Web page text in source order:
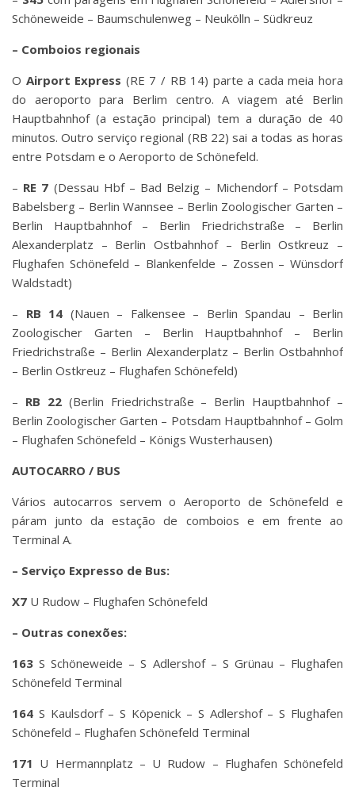
Schöneweide – Baumschulenweg – Neukölln – Südkreuz
– Comboios regionais
O Airport Express (RE 7 / RB 14) parte a cada meia hora
do aeroporto para Berlim centro. A viagem até Berlin
Hauptbahnhof (a estação principal) tem a duração de 40
minutos. Outro serviço regional (RB 22) sai a todas as horas
entre Potsdam e o Aeroporto de Schönefeld.
– RE 7 (Dessau Hbf – Bad Belzig – Michendorf – Potsdam
Babelsberg – Berlin Wannsee – Berlin Zoologischer Garten –
Berlin Hauptbahnhof – Berlin Friedrichstraße – Berlin
Alexanderplatz – Berlin Ostbahnhof – Berlin Ostkreuz –
Flughafen Schönefeld – Blankenfelde – Zossen – Wünsdorf
Waldstadt)
– RB 14 (Nauen – Falkensee – Berlin Spandau – Berlin
Zoologischer Garten – Berlin Hauptbahnhof – Berlin
Friedrichstraße – Berlin Alexanderplatz – Berlin Ostbahnhof
– Berlin Ostkreuz – Flughafen Schönefeld)
– RB 22(Berlin Friedrichstraße – Berlin Hauptbahnhof –
Berlin Zoologischer Garten – Potsdam Hauptbahnhof – Golm
– Flughafen Schönefeld – Königs Wusterhausen)
AUTOCARRO / BUS
Vários autocarros servem o Aeroporto de Schönefeld e
páram junto da estação de comboios e em frente ao
Terminal A.
– Serviço Expresso de Bus:
X7 U Rudow – Flughafen Schönefeld
– Outras conexões:
163 S Schöneweide – S Adlershof – S Grünau – Flughafen
Schönefeld Terminal
164 S Kaulsdorf – S Köpenick – S Adlershof – S Flughafen
Schönefeld – Flughafen Schönefeld Terminal
171 U Hermannplatz – U Rudow – Flughafen Schönefeld
Terminal